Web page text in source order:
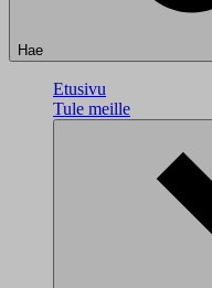
Hae
Etusivu
Tule meille